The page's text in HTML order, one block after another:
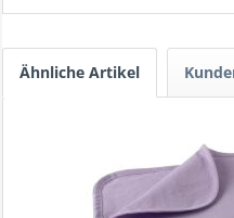
Ähnliche Artikel